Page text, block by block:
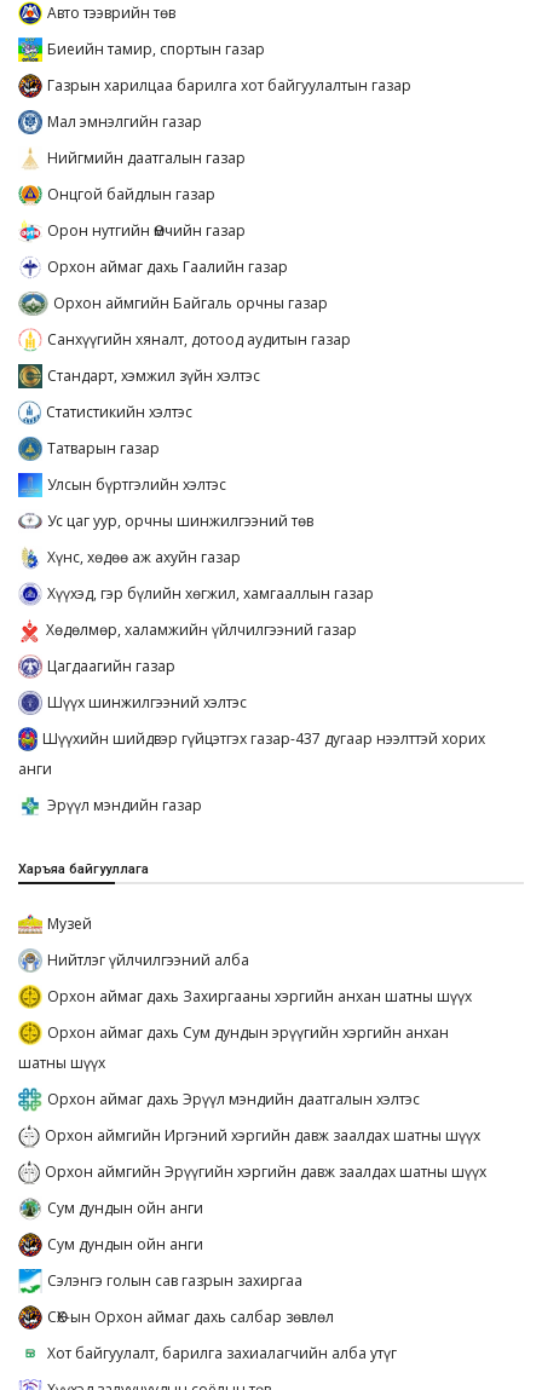
Авто тээврийн төв
Биеийн тамир, спортын газар
Газрын харилцаа барилга хот байгуулалтын газар
Мал эмнэлгийн газар
Нийгмийн даатгалын газар
Онцгой байдлын газар
Орон нутгийн Өмчийн газар
Орхон аймаг дахь Гаалийн газар
Орхон аймгийн Байгаль орчны газар
Санхүүгийн хяналт, дотоод аудитын газар
Стандарт, хэмжил зүйн хэлтэс
Статистикийн хэлтэс
Татварын газар
Улсын бүртгэлийн хэлтэс
Ус цаг уур, орчны шинжилгээний төв
Хүнс, хөдөө аж ахуйн газар
Хүүхэд, гэр бүлийн хөгжил, хамгааллын газар
Хөдөлмөр, халамжийн үйлчилгээний газар
Цагдаагийн газар
Шүүх шинжилгээний хэлтэс
Шүүхийн шийдвэр гүйцэтгэх газар-437 дугаар нээлттэй хорих
анги
Эрүүл мэндийн газар
Харъяа байгууллага
Музей
Нийтлэг үйлчилгээний алба
Орхон аймаг дахь Захиргааны хэргийн анхан шатны шүүх
Орхон аймаг дахь Сум дундын эрүүгийн хэргийн анхан
шатны шүүх
Орхон аймаг дахь Эрүүл мэндийн даатгалын хэлтэс
Орхон аймгийн Иргэний хэргийн давж заалдах шатны шүүх
Орхон аймгийн Эрүүгийн хэргийн давж заалдах шатны шүүх
Сум дундын ойн анги
Сум дундын ойн анги
Сэлэнгэ голын сав газрын захиргаа
СӨХ-ын Орхон аймаг дахь салбар зөвлөл
Хот байгуулалт, барилга захиалагчийн алба утүг